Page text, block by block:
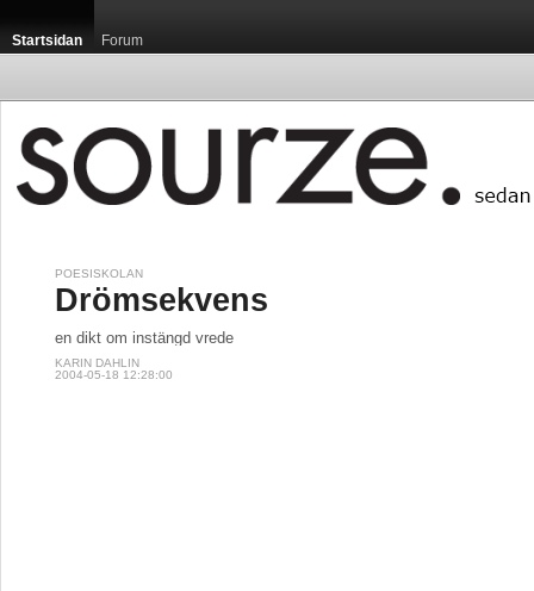
Startsidan Forum
POESISKOLAN
Drömsekvens
en dikt om instängd vrede
KARIN DAHLIN
2004-05-18 12:28:00